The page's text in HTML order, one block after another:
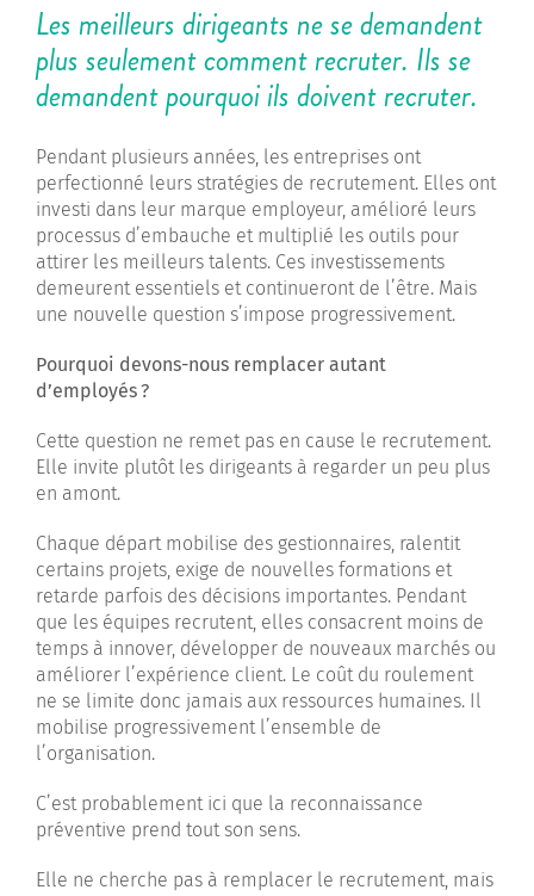
Les meilleurs dirigeants ne se demandent
plus seulement comment recruter. Ils se
demandent pourquoi ils doivent recruter.
Pendant plusieurs années, les entreprises ont
perfectionné leurs stratégies de recrutement. Elles ont
investi dans leur marque employeur, amélioré leurs
processus d’embauche et multiplié les outils pour
attirer les meilleurs talents. Ces investissements
demeurent essentiels et continueront de l’être. Mais
une nouvelle question s’impose progressivement.
Pourquoi devons-nous remplacer autant
d’employés?
Cette question ne remet pas en cause le recrutement.
Elle invite plutôt les dirigeants à regarder un peu plus
en amont.
Chaque départ mobilise des gestionnaires, ralentit
certains projets, exige de nouvelles formations et
retarde parfois des décisions importantes. Pendant
que les équipes recrutent, elles consacrent moins de
temps à innover, développer de nouveaux marchés ou
améliorer l’expérience client. Le coût du roulement
ne se limite donc jamais aux ressources humaines. Il
mobilise progressivement l’ensemble de
l’organisation.
C’est probablement ici que la reconnaissance
préventive prend tout son sens.
Elle ne cherche pas à remplacer le recrutement, mais